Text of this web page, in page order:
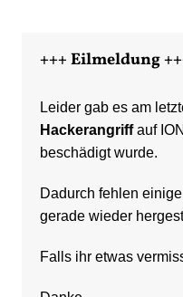
+++ Eilmeldung
Leider gab es am
Hackerangriffauf
beschädigt wurde.
Dadurch fehlen
gerade wieder
Falls ihr etwas